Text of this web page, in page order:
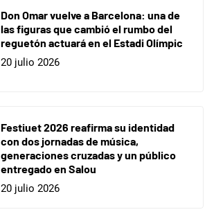
Don Omar vuelve a Barcelona: una de
las figuras que cambió el rumbo del
reguetón actuará en el Estadi Olímpic
20 julio 2026
Festiuet 2026 reafirma su identidad
con dos jornadas de música,
generaciones cruzadas y un público
entregado en Salou
20 julio 2026